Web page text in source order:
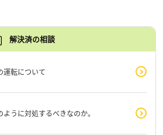
解決済の相談
運転について
うに対処するべきなのか。